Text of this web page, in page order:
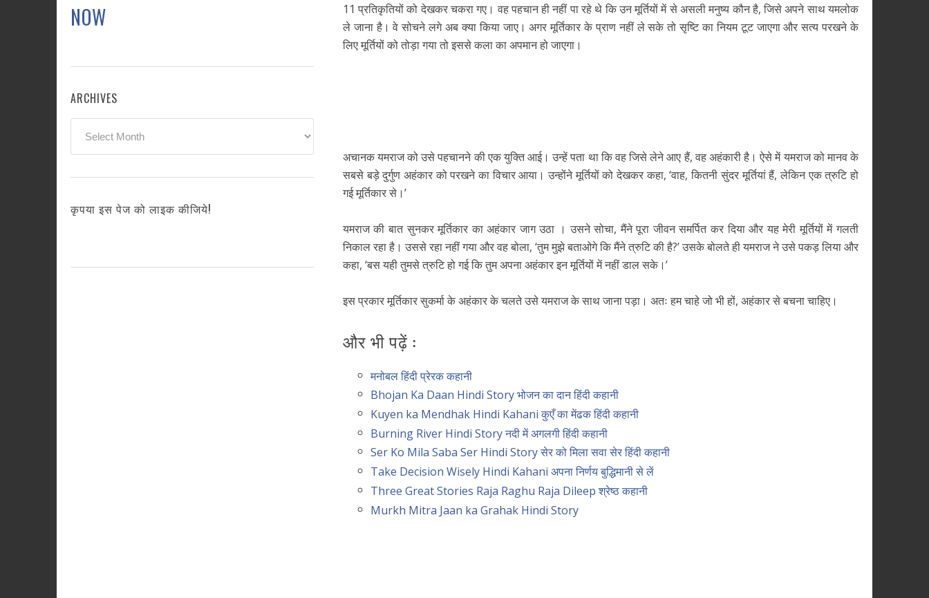
11 प्रतिकृतियों को देखकर चकरा गए। वह पहचान ही नहीं पा रहे थे कि उन मूर्तियों में से असली मनुष्य कौन है, जिसे अपने साथ यमलोक
ले जाना है। वे सोचने लगे अब क्या किया जाए। अगर मूर्तिकार के प्राण नहीं ले सके तो सृष्टि का नियम टूट जाएगा और सत्य परखने के
लिए मूर्तियों को तोड़ा गया तो इससे कला का अपमान हो जाएगा।
अचानक यमराज को उसे पहचानने की एक युक्ति आई। उन्हें पता था कि वह जिसे लेने आए हैं, वह अहंकारी है। ऐसे में यमराज को मानव के
सबसे बड़े दुर्गुण अहंकार को परखने का विचार आया। उन्होंने मूर्तियों को देखकर कहा, ‘वाह, कितनी सुंदर मूर्तियां हैं, लेकिन एक त्रुटि हो
गई मूर्तिकार से।’
यमराज की बात सुनकर मूर्तिकार का अहंकार जाग उठा । उसने सोचा, मैंने पूरा जीवन समर्पित कर दिया और यह मेरी मूर्तियों में गलती
निकाल रहा है। उससे रहा नहीं गया और वह बोला, ‘तुम मुझे बताओगे कि मैंने त्रुटि की है?’ उसके बोलते ही यमराज ने उसे पकड़ लिया और
कहा, ‘बस यही तुमसे त्रुटि हो गई कि तुम अपना अहंकार इन मूर्तियों में नहीं डाल सके।’
इस प्रकार मूर्तिकार सुकर्मा के अहंकार के चलते उसे यमराज के साथ जाना पड़ा। अतः हम चाहे जो भी हों, अहंकार से बचना चाहिए।
और भी पढ़ें :
मनोबल हिंदी प्रेरक कहानी
Bhojan Ka Daan Hindi Story भोजन का दान हिंदी कहानी
Kuyen ka Mendhak Hindi Kahani कुएँ का मेंढक हिंदी कहानी
Burning River Hindi Story नदी में अगलगी हिंदी कहानी
Ser Ko Mila Saba Ser Hindi Story सेर को मिला सवा सेर हिंदी कहानी
Take Decision Wisely Hindi Kahani अपना निर्णय बुद्धिमानी से लें
Three Great Stories Raja Raghu Raja Dileep श्रेष्ठ कहानी
Murkh Mitra Jaan ka Grahak Hindi Story
NOW
ARCHIVES
कृपया इस पेज को लाइक कीजिये!